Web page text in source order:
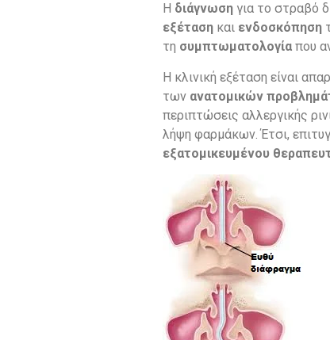
Η διάγνωση για το στραβό
εξέταση και ενδοσκόπηση
τη συμπτωματολογίαπου
Η κλινική εξέταση είναι
των ανατομικών
περιπτώσεις αλλεργικής
λήψη φαρμάκων. Έτσι,
εξατομικευμένου